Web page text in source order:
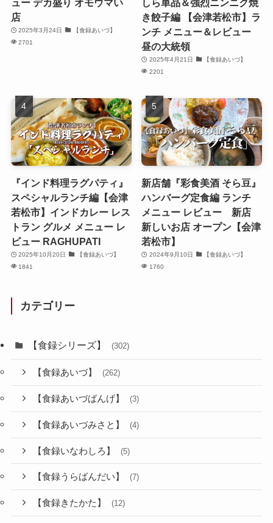
ュー デカ盛り オモウマい
店
2025年3月24日
【食録あいづ】
2701
しら単品＆強烈ニンニク焼
き餃子編 【会津若松市】ラ
ンチ メニュー＆レビュー
昼の大統領
2025年4月21日
【食録あいづ】
2201
『インド料理ラグパティ』
スペシャルランチ編【会津
若松市】インドカレー レス
トラン グルメ メニュー レ
ビュー RAGHUPATI
2025年10月20日
【食録あいづ】
1841
新店舗『彩食美酒 そら豆』
ハンバーグ定食編 ランチ
メニュー レビュー 新店
新しいお店 オープン【会津
若松市】
2024年9月10日
【食録あいづ】
1760
カテゴリー
【食録シリーズ】 (302)
【食録あいづ】 (262)
【食録あいづばんげ】 (3)
【食録あいづみさと】 (4)
【食録いなわしろ】 (5)
【食録うらばんだい】 (7)
【食録きたかた】 (12)